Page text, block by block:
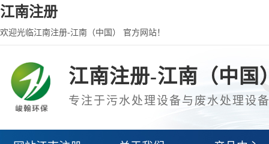
江南注册
欢迎光临江南注册-江南（中国） 官方网站！
江南注册-江南（中国
专注于污水处理设备与废水处理设